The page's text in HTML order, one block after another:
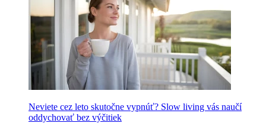
Neviete cez leto skutočne vypnúť? Slow living vás naučí
oddychovať bez výčitiek